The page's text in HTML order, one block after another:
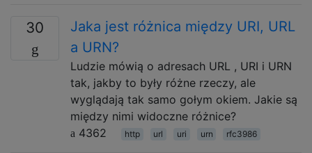
30
Jaka jest różnica między URI, URL
a URN?
Ludzie mówią o adresach URL , URI i URN
tak, jakby to były różne rzeczy, ale
wyglądają tak samo gołym okiem. Jakie są
między nimi widoczne różnice?
4362
http url uri urn rfc3986